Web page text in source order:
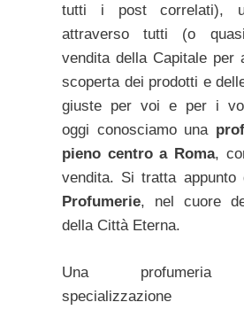
tutti i post correlati),
attraverso tutti (o
vendita della Capitale per
scoperta dei prodotti e
giuste per voi e per i
oggi conosciamo una
pieno centro a Roma,
vendita. Si tratta appunto
Profumerie, nel cuore
della Città Eterna.
Una profumeria
specializzazione